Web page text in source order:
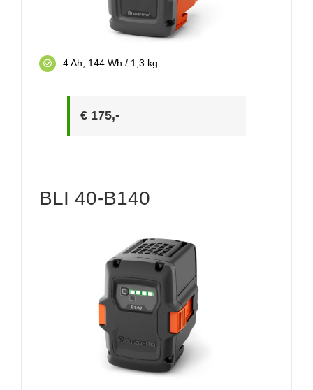
4 Ah, 144 Wh / 1,3 kg
€ 175,-
BLI 40-B140